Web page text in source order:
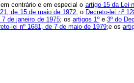
contrário e em especial o artigo 15 da Lei
de 15 de maio de 1972; o Decreto-lei nº
7 de janeiro de 1975; os artigos 1ºe 3º do
lei nº 1681, de 7 de maio de 1979;e os